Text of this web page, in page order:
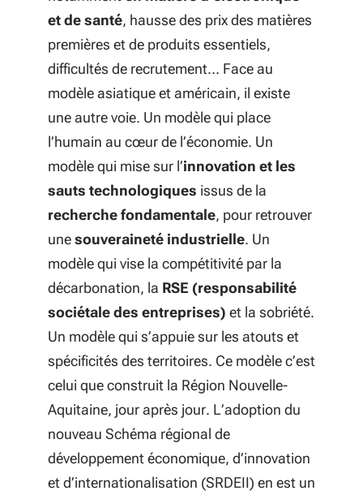
et de santé, hausse des prix des matières
premières et de produits essentiels,
difficultés de recrutement… Face au
modèle asiatique et américain, il existe
une autre voie. Un modèle qui place
l’humain au cœur de l’économie. Un
modèle qui mise sur l’innovation et les
sauts technologiques issus de la
recherche fondamentale, pour retrouver
unesouveraineté industrielle. Un
modèle qui vise la compétitivité par la
décarbonation, la RSE (responsabilité
sociétale des entreprises) et la sobriété.
Un modèle qui s’appuie sur les atouts et
spécificités des territoires. Ce modèle c’est
celui que construit la Région Nouvelle-
Aquitaine, jour après jour. L’adoption du
nouveau Schéma régional de
développement économique, d’innovation
et d’internationalisation (SRDEII) en est un